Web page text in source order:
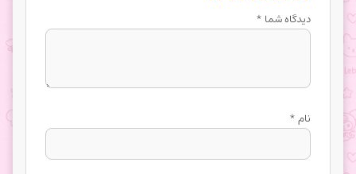
دیدگاه شما *
نام*